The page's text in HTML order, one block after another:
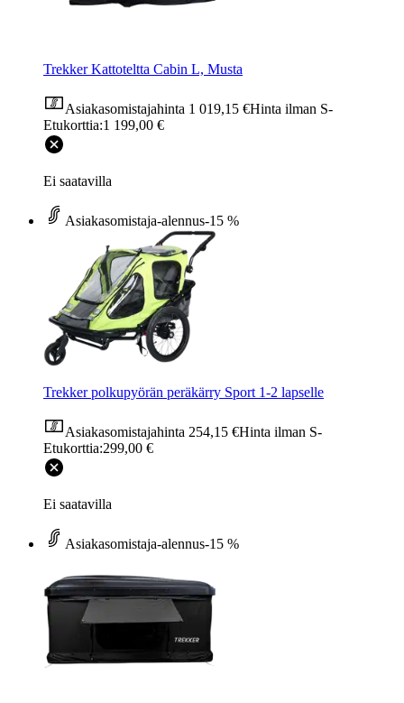
Trekker Kattoteltta Cabin L, Musta
Asiakasomistajahinta 1 019,15 €Hinta ilman S-
Etukorttia:1 199,00 €
Ei saatavilla
Asiakasomistaja-alennus-15 %
Trekker polkupyörän peräkärry Sport 1-2 lapselle
Asiakasomistajahinta 254,15 €Hinta ilman S-
Etukorttia:299,00 €
Ei saatavilla
Asiakasomistaja-alennus-15 %